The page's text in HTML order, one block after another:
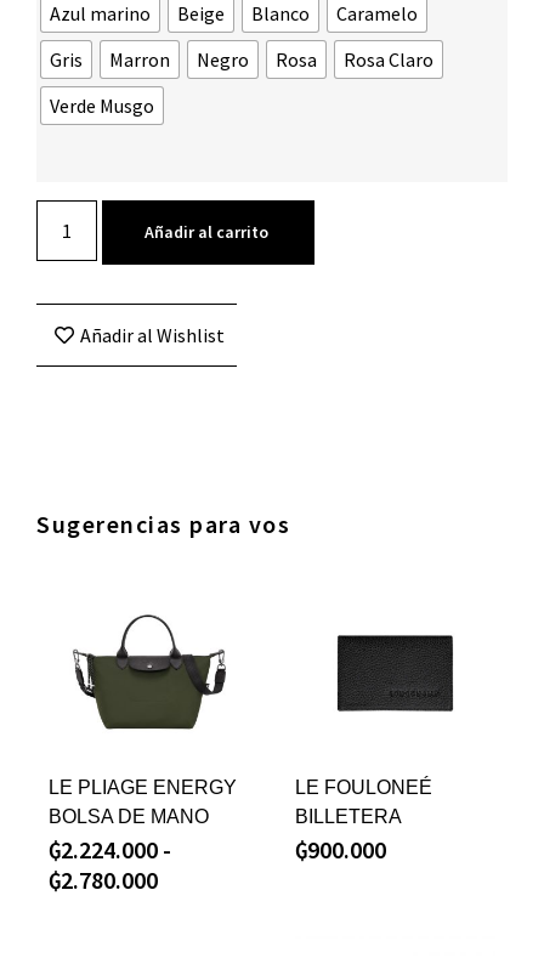
Azul marino Beige Blanco
Caramelo
Gris
Marron Negro Rosa
Rosa Claro
Verde Musgo
Añadir al carrito
Añadir al Wishlist
Sugerencias para vos
LE PLIAGE ENERGY
BOLSA DE MANO
₲2.224.000 -
₲2.780.000
LE FOULONEÉ
BILLETERA
₲900.000